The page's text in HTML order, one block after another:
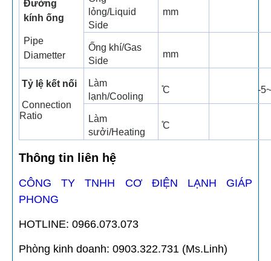
Đường
kính ống
Pipe
Diametter
lỏng/Liquid
Side
mm
Ống khí/Gas
Side
mm
Tỷ lệ kết nối
Connection
Ratio
Làm
lạnh/Cooling
̊C -
Làm
sưởi/Heating
̊C
Thông tin liên hệ
CÔNG TY TNHH CƠ ĐIỆN LẠNH GIÁP
PHONG
HOTLINE: 0966.073.073
Phòng kinh doanh: 0903.322.731 (Ms.Linh)